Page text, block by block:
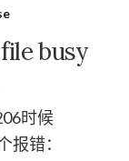
busy
时候
报错：